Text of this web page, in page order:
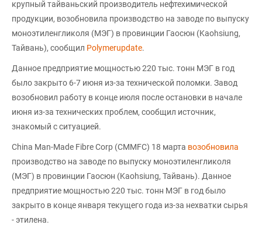
крупный тайваньский производитель нефтехимической
продукции, возобновила производство на заводе по выпуску
моноэтиленгликоля (МЭГ) в провинции Гаосюн (Kaohsiung,
Тайвань), сообщил Polymerupdate.
Данное предприятие мощностью 220 тыс. тонн МЭГ в год
было закрыто 6-7 июня из-за технической поломки. Завод
возобновил работу в конце июля после остановки в начале
июня из-за технических проблем, сообщил источник,
знакомый с ситуацией.
China Man-Made Fibre Corp (CMMFC) 18 марта возобновила
производство на заводе по выпуску моноэтиленгликоля
(МЭГ) в провинции Гаосюн (Kaohsiung, Тайвань). Данное
предприятие мощностью 220 тыс. тонн МЭГ в год было
закрыто в конце января текущего года из-за нехватки сырья
- этилена.